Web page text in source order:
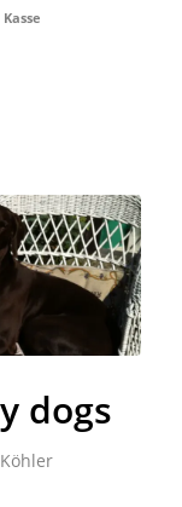
Kasse
dogs